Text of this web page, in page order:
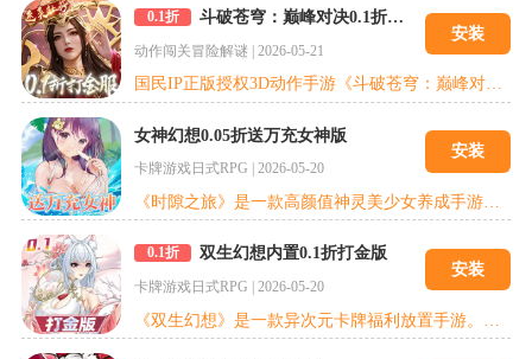
0.1折 斗破苍穹：巅峰对决0.1折打金服版
动作闯关冒险解谜 2026-05-21
安装
国民IP正版授权3D动作手游《斗破苍穹：巅峰对决》燃炸上线！沉浸式复刻动画全剧情，化身萧炎，踏遍斗气大陆收服万火、修炼天阶斗气，亲历三年之约、云岚决战等名场面。次世代 3D 动作引擎匠心打造，佛怒火莲、玄冰龙翔等原著斗技 1:1 特效还原，浮空连携、属性破防等高阶操作自由组合，拳拳到肉畅享丝滑连招；独创赛季制公平 PVP 竞技场，无装备碾压、无数值失衡，纯靠操作与策略登顶巅峰，还原动作游戏最纯粹的
女神幻想0.05折送万充女神版
卡牌游戏 日式RPG 2026-05-20
安装
0.1折 双生幻想内置0.1折打金版
卡牌游戏 日式RPG 2026-05-20
安装